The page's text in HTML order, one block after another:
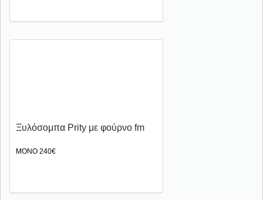
Ξυλόσομπα Prity με φούρνο fm
MONO 240€